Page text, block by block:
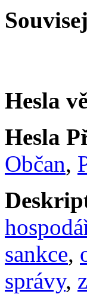
Hesla
Hesla
Občan,
sankce,
správy,